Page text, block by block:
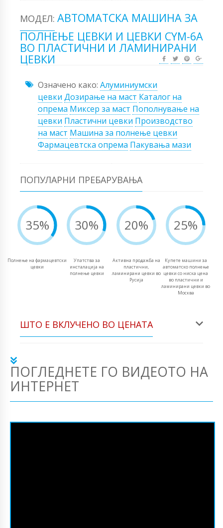
МОДЕЛ: АВТОМАТСКА МАШИНА ЗА
ПОЛНЕЊЕ ЦЕВКИ И ЦЕВКИ CYM-6A
ВО ПЛАСТИЧНИ И ЛАМИНИРАНИ
ЦЕВКИ
Означено како: Алуминиумски
цевки Дозирање на маст Каталог на
опрема Миксер за маст Пополнување на
цевки Пластични цевки Производство
на маст Машина за полнење цевки
Фармацевтска опрема Пакувања мази
ПОПУЛАРНИ ПРЕБАРУВАЊА
35%
Полнење на фармацевтски
цевки
30%
Упатства за
инсталација на
полнење цевки
20%
Активна продажба на
пластични,
ламинирани цевки во
Русија
25%
Купете машини за
автоматско полнење
цевки со ниска цена
во пластични и
ламинирани цевки во
Москва
ШТО Е ВКЛУЧЕНО ВО ЦЕНАТА
ПОГЛЕДНЕТЕ ГО ВИДЕОТО НА
ИНТЕРНЕТ